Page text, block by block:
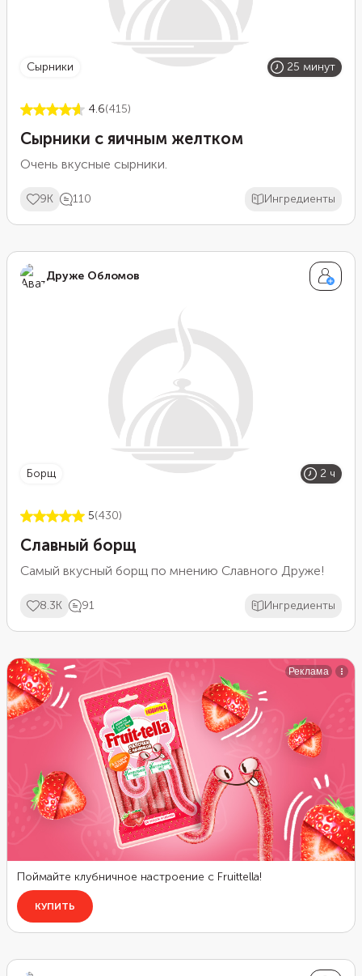
сырники 25 минут
4.6(415)
Сырники с яичным желтком
Очень вкусные сырники.
9K 110 Ингредиенты
Друже Обломов
борщ 2 ч
5(430)
Славный борщ
Самый вкусный борщ по мнению Славного Друже!
8.3K 91 Ингредиенты